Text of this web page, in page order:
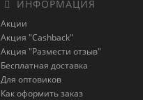
ИНФОРМАЦИЯ
Акции
Акция "Cashback"
Акция "Размести отзыв"
Бесплатная доставка
Для оптовиков
Как оформить заказ